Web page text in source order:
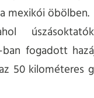
mexikói öbölben.
fogadott
50 kilométeres